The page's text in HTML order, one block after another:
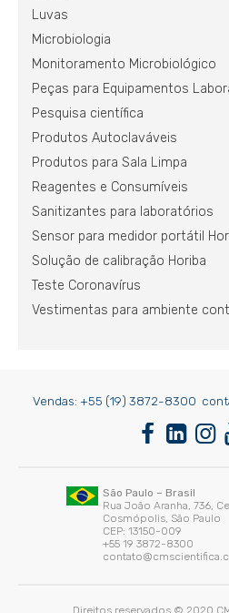
Luvas
Microbiologia
Monitoramento Microbiológico
Peças para Equipamentos
Pesquisa científica
Produtos Autoclaváveis
Produtos para Sala Limpa
Reagentes e Consumíveis
Sanitizantes para laboratórios
Sensor para medidor portátil
Solução de calibração Horiba
Teste Coronavírus
Vestimentas para ambiente
Vendas: +55 (19) 3872-8300
São Paulo – Brasil
Rua João Aranha, 736,
Cosmópolis, São Paulo
CEP: 13150-009
+55 19 3872-8300